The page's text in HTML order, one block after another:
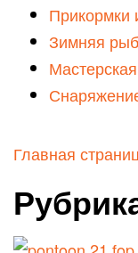
Прикормки
Зимняя
Мастерская
Главная